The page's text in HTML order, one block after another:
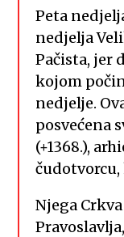
Peta
nedjelja
Pačista, jer
kojom
nedjelje.
posvećena
(+1368.),
čudotvorcu,
Njega